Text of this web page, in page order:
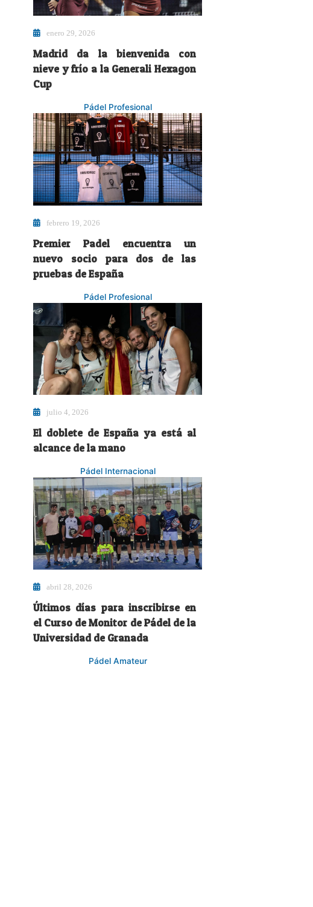
enero 29, 2026
Madrid da la bienvenida con
nieve y frío a la Generali Hexagon
Cup
Pádel Profesional
febrero 19, 2026
Premier Padel encuentra un
nuevo socio para dos de las
pruebas de España
Pádel Profesional
julio 4, 2026
El doblete de España ya está al
alcance de la mano
Pádel Internacional
abril 28, 2026
Últimos días para inscribirse en
el Curso de Monitor de Pádel de la
Universidad de Granada
Pádel Amateur